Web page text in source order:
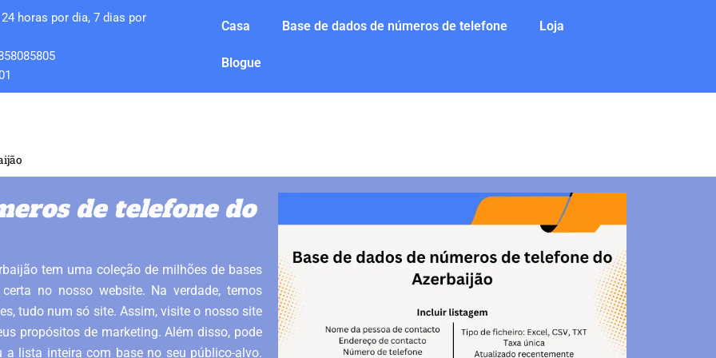
horas por dia, 7 dias por
Casa Base de dados de números de telefone Loja
Blogue
de telefone do
tem uma coleção de milhões de bases
no nosso website. Na verdade, temos
tudo num só site. Assim, visite o nosso site
propósitos de marketing. Além disso, pode
lista inteira com base no seu público-alvo.